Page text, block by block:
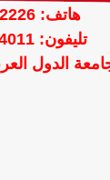
هاتف: 37612226 02 002
تليفون: 01001064011 002